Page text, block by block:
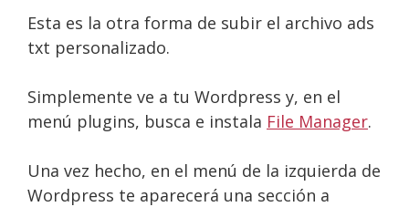
Esta es la otra forma de subir el archivo ads
txt personalizado.
Simplemente ve a tu Wordpress y, en el
menú plugins, busca e instala File Manager.
Una vez hecho, en el menú de la izquierda de
Wordpress te aparecerá una sección a